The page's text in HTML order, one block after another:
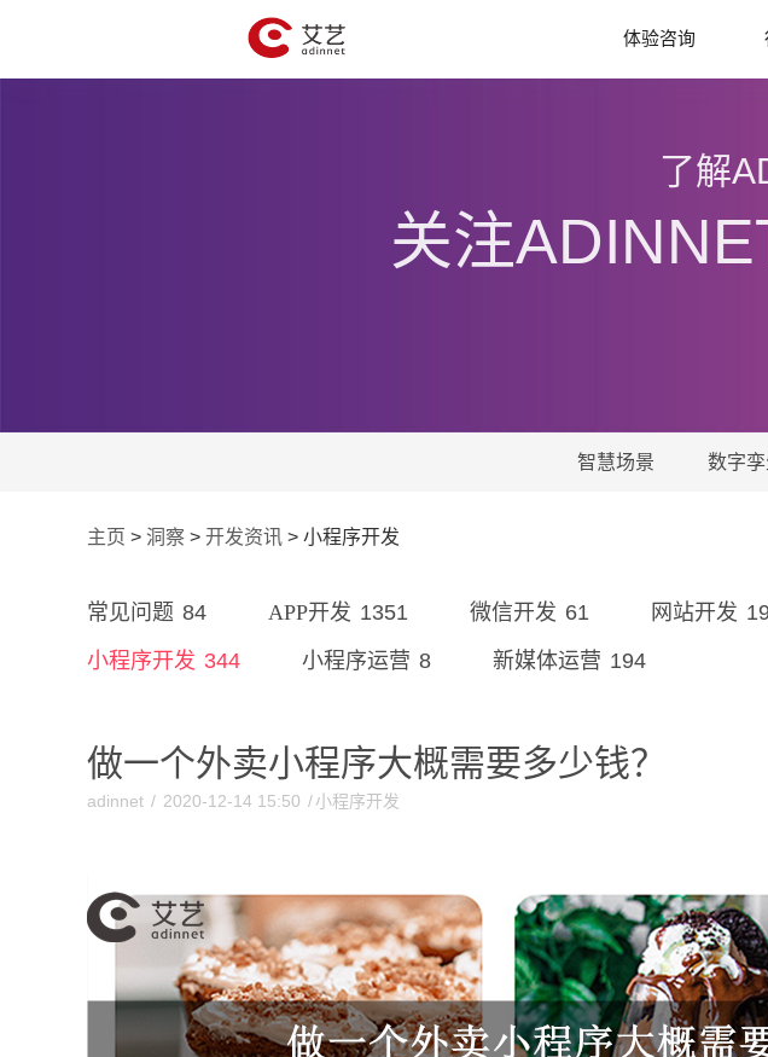
体验咨询
了解
关注
智慧场景 数字
主页 > 洞察 > 开发资讯 > 小程序开发
常见问题 84 APP开发 1351 微信开发 61 网站开发
小程序开发 344 小程序运营 8 新媒体运营 194
做一个外卖小程序大概需要多少钱？
adinnet / 2020-12-14 15:50 /小程序开发